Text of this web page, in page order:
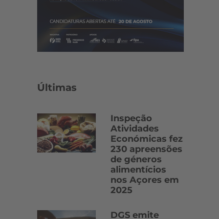
Últimas
Inspeção
Atividades
Económicas fez
230 apreensões
de géneros
alimentícios
nos Açores em
2025
DGS emite